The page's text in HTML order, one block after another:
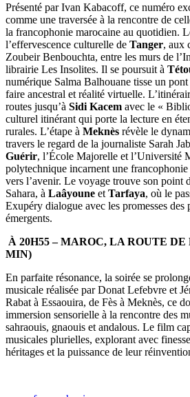
Présenté par Ivan Kabacoff, ce numéro
comme une traversée à la rencontre de
la francophonie marocaine au quotidien.
l’effervescence culturelle de Tanger, aux
Zoubeir Benbouchta, entre les murs de
librairie Les Insolites. Il se poursuit à
numérique Salma Balhouane tisse un
faire ancestral et réalité virtuelle.
routes jusqu’à Sidi Kacem avec le «
culturel itinérant qui porte la lecture en
rurales. L’étape à Meknès révèle le
travers le regard de la journaliste Sarah
Guérir, l’École Majorelle et l’Université
polytechnique incarnent une francophonie
vers l’avenir. Le voyage trouve son point
Sahara, à Laâyoune et Tarfaya, où le
Exupéry dialogue avec les promesses des
émergents.
À 20H55 – MAROC, LA ROUTE DE
MIN)
En parfaite résonance, la soirée se
musicale réalisée par Donat Lefebvre et
Rabat à Essaouira, de Fès à Meknès, ce
immersion sensorielle à la rencontre des
sahraouis, gnaouis et andalous. Le film
musicales plurielles, explorant avec
héritages et la puissance de leur